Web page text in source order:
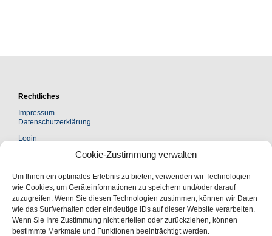
Cookie-Zustimmung verwalten
Um Ihnen ein optimales Erlebnis zu bieten, verwenden wir Technologien
wie Cookies, um Geräteinformationen zu speichern und/oder darauf
zuzugreifen. Wenn Sie diesen Technologien zustimmen, können wir Daten
wie das Surfverhalten oder eindeutige IDs auf dieser Website verarbeiten.
Wenn Sie Ihre Zustimmung nicht erteilen oder zurückziehen, können
bestimmte Merkmale und Funktionen beeinträchtigt werden.
Rechtliches
Impressum
Datenschutzerklärung
Login
Leopoldina Akademie Freundeskreis e. V.
Jägerberg 1 | 06108 Halle (Saale)
Postanschrift:
Postfach 110543 | 06019 Halle (Saale)